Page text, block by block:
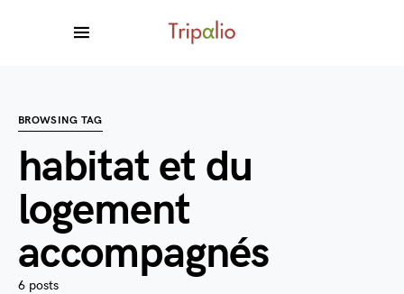
BROWSING TAG
habitat et du
logement
accompagnés
6 posts